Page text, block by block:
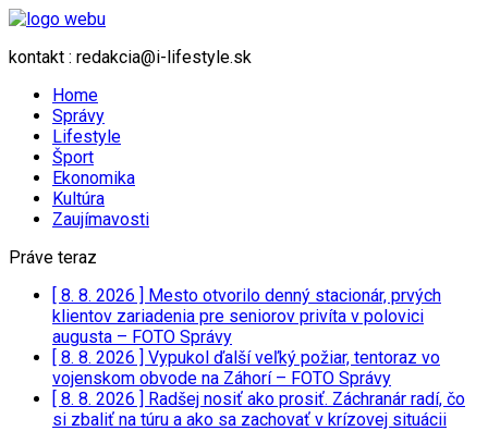
kontakt : redakcia@i-lifestyle.sk
Home
Správy
Lifestyle
Šport
Ekonomika
Kultúra
Zaujímavosti
Práve teraz
[ 8. 8. 2026 ] Mesto otvorilo denný stacionár, prvých
klientov zariadenia pre seniorov privíta v polovici
augusta – FOTO Správy
[ 8. 8. 2026 ] Vypukol ďalší veľký požiar, tentoraz vo
vojenskom obvode na Záhorí – FOTO Správy
[ 8. 8. 2026 ] Radšej nosiť ako prosiť. Záchranár radí, čo
si zbaliť na túru a ako sa zachovať v krízovej situácii